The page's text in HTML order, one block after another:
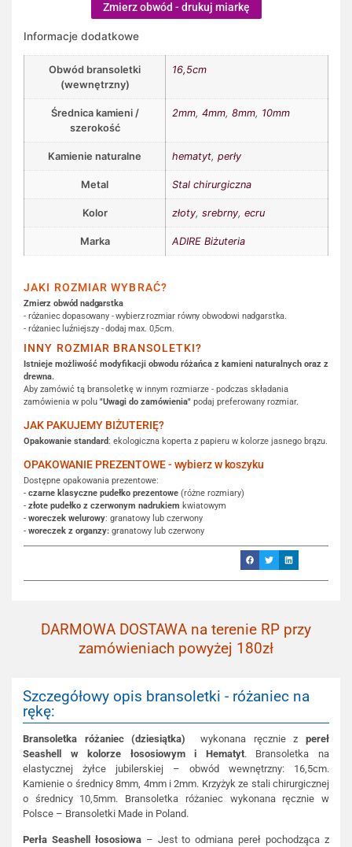
Zmierz obwód - drukuj miarkę
Informacje dodatkowe
Obwód bransoletki
(wewnętrzny)
16,5cm
Średnica kamieni /
szerokość
2mm, 4mm, 8mm, 10mm
Kamienie naturalne hematyt, perły
Metal Stal chirurgiczna
Kolor złoty, srebrny, ecru
Marka ADIRE Biżuteria
JAKI ROZMIAR WYBRAĆ?
Zmierz obwód nadgarstka
- różaniec dopasowany - wybierz rozmiar równy obwodowi nadgarstka.
- różaniec luźniejszy - dodaj max. 0,5cm.
INNY ROZMIAR BRANSOLETKI?
Istnieje możliwość modyfikacji obwodu różańca z kamieni naturalnych oraz z
drewna.
Aby zamówić tą bransoletkę w innym rozmiarze - podczas składania
zamówienia w polu "Uwagi do zamówienia" podaj preferowany rozmiar.
JAK PAKUJEMY BIŻUTERIĘ?
Opakowanie standard: ekologiczna koperta z papieru w kolorze jasnego brązu.
OPAKOWANIE PREZENTOWE - wybierz w koszyku
Dostępne opakowania prezentowe:
- czarne klasyczne pudełko prezentowe (różne rozmiary)
- złote pudełko z czerwonym nadrukiem kwiatowym
- woreczek welurowy: granatowy lub czerwony
- woreczek z organzy: granatowy lub czerwony
DARMOWA DOSTAWA na terenie RP przy
zamówieniach powyżej 180zł
Szczegółowy opis bransoletki - różaniec na
rękę:
Bransoletka różaniec (dziesiątka)wykonana ręcznie zpereł
Seashell w kolorze łososiowym i Hematyt. Bransoletka na
elastycznej żyłce jubilerskiej – obwód wewnętrzny: 16,5cm.
Kamienie o średnicy 8mm, 4mm i 2mm. Krzyżyk ze stali chirurgicznej
o średnicy 10,5mm. Bransoletka różaniec wykonana ręcznie w
Polsce – Bransoletki Made in Poland.
Perła Seashell łososiowa – Jest to odmiana pereł pochodząca z